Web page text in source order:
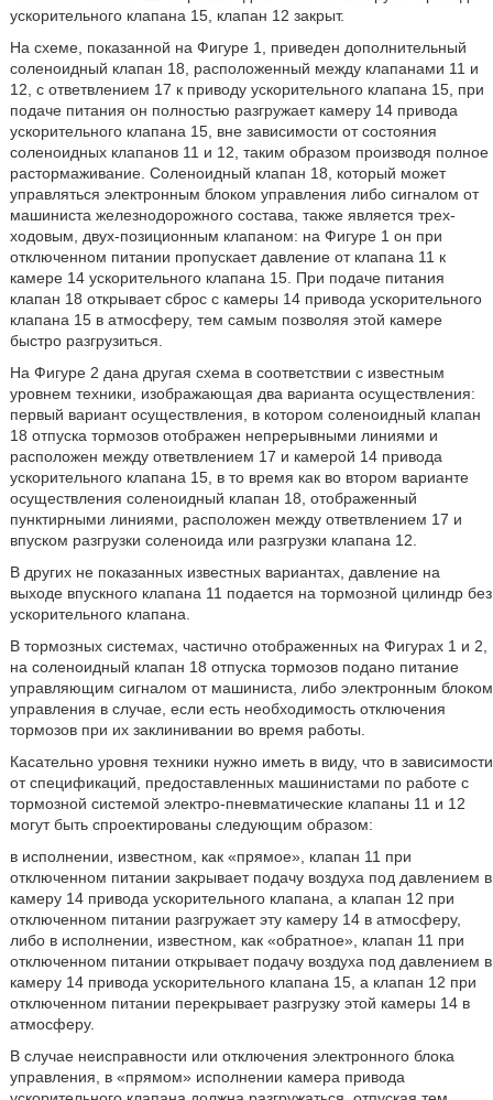
ускорительного клапана 15, клапан 12 закрыт.
На схеме, показанной на Фигуре 1, приведен дополнительный
соленоидный клапан 18, расположенный между клапанами 11 и
12, с ответвлением 17 к приводу ускорительного клапана 15, при
подаче питания он полностью разгружает камеру 14 привода
ускорительного клапана 15, вне зависимости от состояния
соленоидных клапанов 11 и 12, таким образом производя полное
растормаживание. Соленоидный клапан 18, который может
управляться электронным блоком управления либо сигналом от
машиниста железнодорожного состава, также является трех-
ходовым, двух-позиционным клапаном: на Фигуре 1 он при
отключенном питании пропускает давление от клапана 11 к
камере 14 ускорительного клапана 15. При подаче питания
клапан 18 открывает сброс с камеры 14 привода ускорительного
клапана 15 в атмосферу, тем самым позволяя этой камере
быстро разгрузиться.
На Фигуре 2 дана другая схема в соответствии с известным
уровнем техники, изображающая два варианта осуществления:
первый вариант осуществления, в котором соленоидный клапан
18 отпуска тормозов отображен непрерывными линиями и
расположен между ответвлением 17 и камерой 14 привода
ускорительного клапана 15, в то время как во втором варианте
осуществления соленоидный клапан 18, отображенный
пунктирными линиями, расположен между ответвлением 17 и
впуском разгрузки соленоида или разгрузки клапана 12.
В других не показанных известных вариантах, давление на
выходе впускного клапана 11 подается на тормозной цилиндр без
ускорительного клапана.
В тормозных системах, частично отображенных на Фигурах 1 и 2,
на соленоидный клапан 18 отпуска тормозов подано питание
управляющим сигналом от машиниста, либо электронным блоком
управления в случае, если есть необходимость отключения
тормозов при их заклинивании во время работы.
Касательно уровня техники нужно иметь в виду, что в зависимости
от спецификаций, предоставленных машинистами по работе с
тормозной системой электро-пневматические клапаны 11 и 12
могут быть спроектированы следующим образом:
в исполнении, известном, как «прямое», клапан 11 при
отключенном питании закрывает подачу воздуха под давлением в
камеру 14 привода ускорительного клапана, а клапан 12 при
отключенном питании разгружает эту камеру 14 в атмосферу,
либо в исполнении, известном, как «обратное», клапан 11 при
отключенном питании открывает подачу воздуха под давлением в
камеру 14 привода ускорительного клапана 15, а клапан 12 при
отключенном питании перекрывает разгрузку этой камеры 14 в
атмосферу.
В случае неисправности или отключения электронного блока
управления, в «прямом» исполнении камера привода